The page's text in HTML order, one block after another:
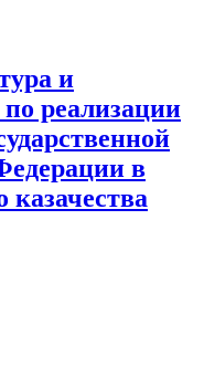
и
реализации
в
казачества